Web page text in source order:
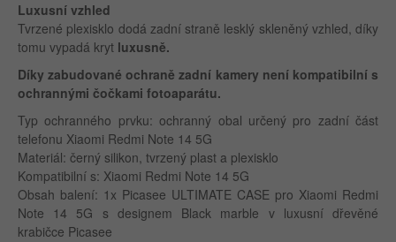
Luxusní vzhled
Tvrzené plexisklo dodá zadní straně lesklý skleněný vzhled, díky
tomu vypadá kryt luxusně.
Díky zabudované ochraně zadní kamery není kompatibilní s
ochrannými čočkami fotoaparátu.
Typ ochranného prvku: ochranný obal určený pro zadní část
telefonu Xiaomi Redmi Note 14 5G
Materiál: černý silikon, tvrzený plast a plexisklo
Kompatibilní s: Xiaomi Redmi Note 14 5G
Obsah balení: 1x Picasee ULTIMATE CASE pro Xiaomi Redmi
Note 14 5G s designem Black marble v luxusní dřevěné
krabičce Picasee